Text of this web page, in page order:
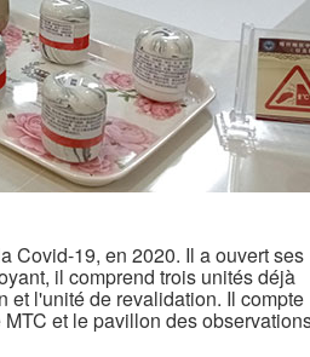
Covid-19, en 2020. Il a ouvert ses
il comprend trois unités déjà
l'unité de revalidation. Il compte
et le pavillon des